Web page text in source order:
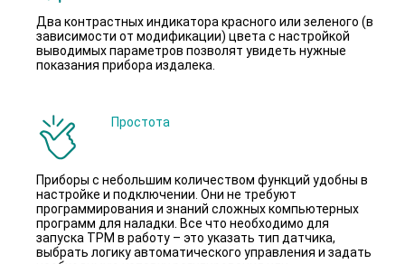
Два контрастных индикатора красного или зеленого (в
зависимости от модификации) цвета с настройкой
выводимых параметров позволят увидеть нужные
показания прибора издалека.
Простота
Приборы с небольшим количеством функций удобны в
настройке и подключении. Они не требуют
программирования и знаний сложных компьютерных
программ для наладки. Все что необходимо для
запуска ТРМ в работу – это указать тип датчика,
выбрать логику автоматического управления и задать